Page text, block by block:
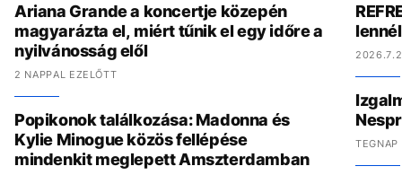
Ariana Grande a koncertje közepén
magyarázta el, miért tűnik el egy időre a
nyilvánosság elől
2 NAPPAL EZELŐTT
Popikonok találkozása: Madonna és
Kylie Minogue közös fellépése
mindenkit meglepett Amszterdamban
TEGNAP